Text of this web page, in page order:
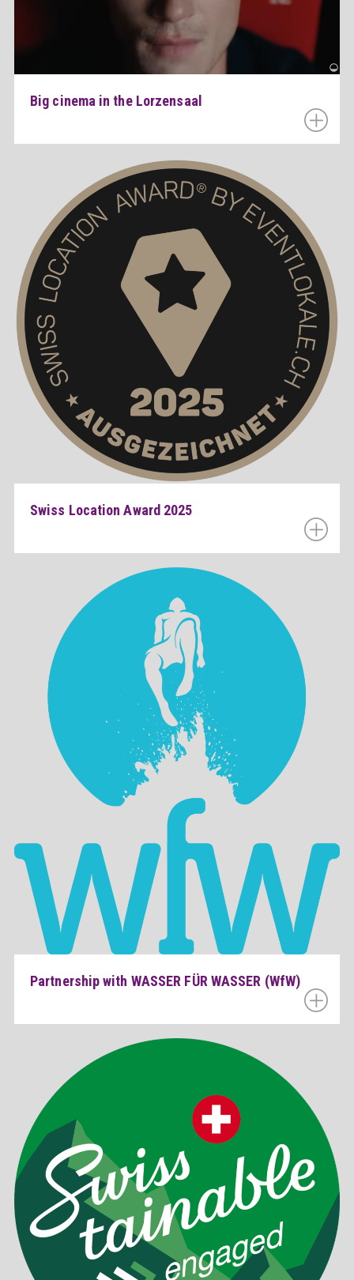
Big cinema in the Lorzensaal
Swiss Location Award 2025
Partnership with WASSER FÜR WASSER (WfW)